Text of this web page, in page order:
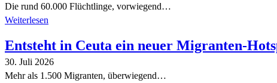
Die rund 60.000 Flüchtlinge, vorwiegend…
Weiterlesen
Entsteht in Ceuta ein neuer Migranten-
30. Juli 2026
Mehr als 1.500 Migranten, überwiegend…